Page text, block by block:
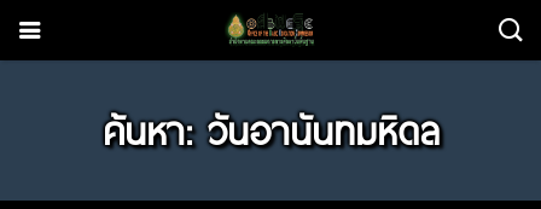
ค้นหา: วันอานันทมหิดล